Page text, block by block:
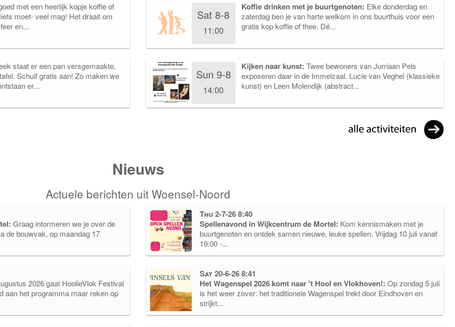
met een heerlijk kopje koffie of
moet- veel mag! Het draait om
en...
staat er een pan versgemaakte,
Schuif gratis aan! Zo maken we
er...
Sat 8-8
11:00
Koffie drinken met je buurtgenoten: Elke donderdag en
zaterdag ben je van harte welkom in ons buurthuis voor een
gratis kop koffie of thee. Dé...
Sun 9-8
14:00
Kijken naar kunst: Twee bewoners van Jurriaan Pels
exposeren daar in de Immelzaal. Lucie van Veghel (klassieke
kunst) en Leen Molendijk (abstract...
Nieuws
Actuele berichten uit Woensel-Noord
Graag informeren we je over de
de bouwvak, op maandag 17
2026 gaat HoolieVlok Festival
aan het programma maar reken op
Thu 2-7-26 8:40
Spellenavond in Wijkcentrum de Mortel: Kom kennismaken met je
buurtgenoten en ontdek samen nieuwe, leuke spellen. Vrijdag 10 juli vanaf
19:00 -...
Sat 20-6-26 8:41
Het Wagenspel 2026 komt naar 't Hool en Vlokhoven!: Op zondag 5 juli
is het weer zover: het traditionele Wagenspel trekt door Eindhoven en
strijkt...